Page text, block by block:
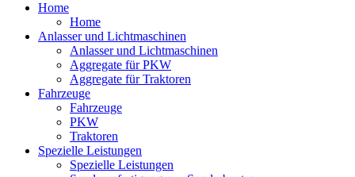
Home
Home
Anlasser und Lichtmaschinen
Anlasser und Lichtmaschinen
Aggregate für PKW
Aggregate für Traktoren
Fahrzeuge
Fahrzeuge
PKW
Traktoren
Spezielle Leistungen
Spezielle Leistungen